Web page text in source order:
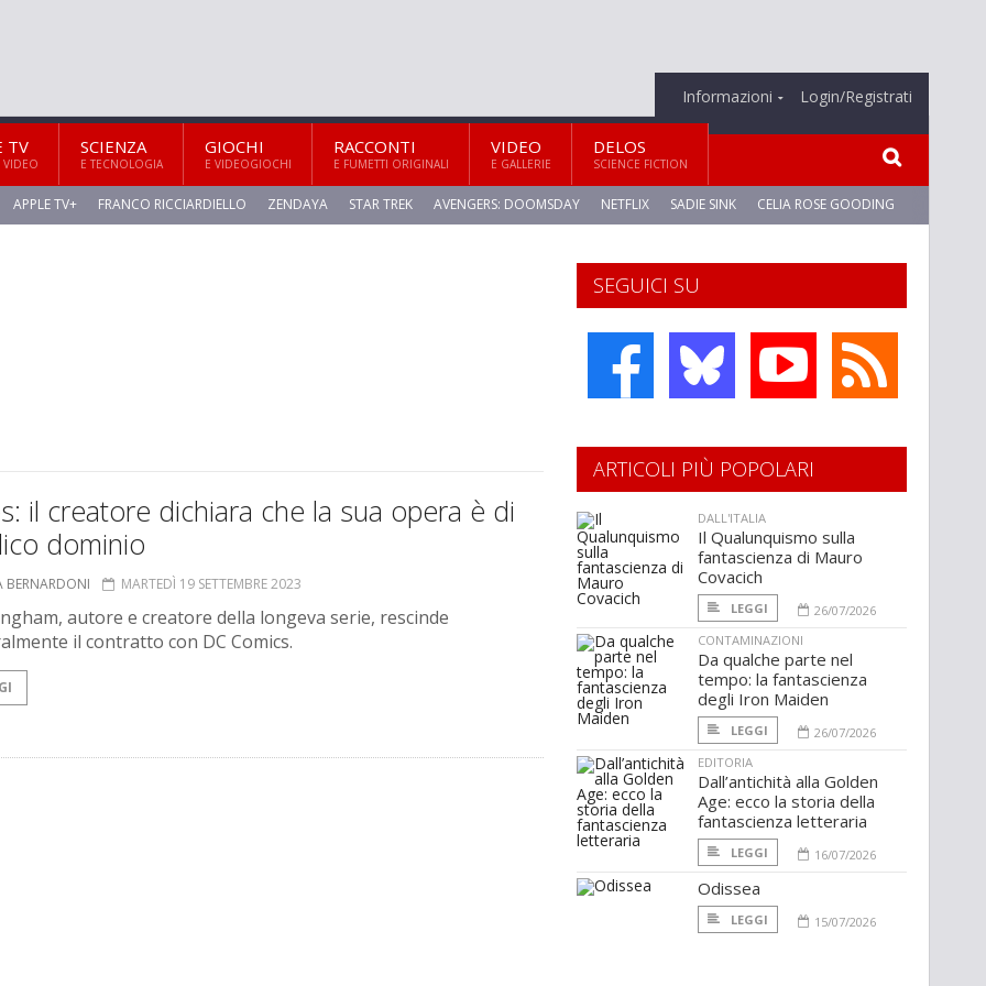
Informazioni Login/Registrati
TV
VIDEO
SCIENZA
E TECNOLOGIA
GIOCHI
E VIDEOGIOCHI
RACCONTI
E FUMETTI ORIGINALI
VIDEO
E GALLERIE
DELOS
SCIENCE FICTION
APPLE TV+ FRANCO RICCIARDIELLO ZENDAYA STAR TREK AVENGERS: DOOMSDAY NETFLIX SADIE SINK CELIA ROSE GOODING
il creatore dichiara che la sua opera è di
dominio
BERNARDONI MARTEDÌ 19 SETTEMBRE 2023
autore e creatore della longeva serie, rescinde
il contratto con DC Comics.
SEGUICI SU
ARTICOLI PIÙ POPOLARI
DALL'ITALIA
Il Qualunquismo sulla
fantascienza di Mauro
Covacich
LEGGI
26/07/2026
CONTAMINAZIONI
Da qualche parte nel
tempo: la fantascienza
degli Iron Maiden
LEGGI
26/07/2026
EDITORIA
Dall’antichità alla Golden
Age: ecco la storia della
fantascienza letteraria
LEGGI 16/07/2026
Odissea
LEGGI 15/07/2026